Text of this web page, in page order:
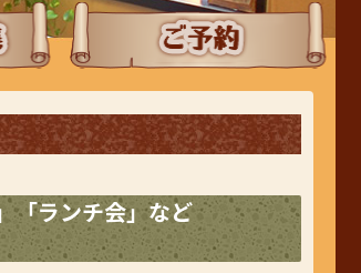
ご予約
「ランチ会」など